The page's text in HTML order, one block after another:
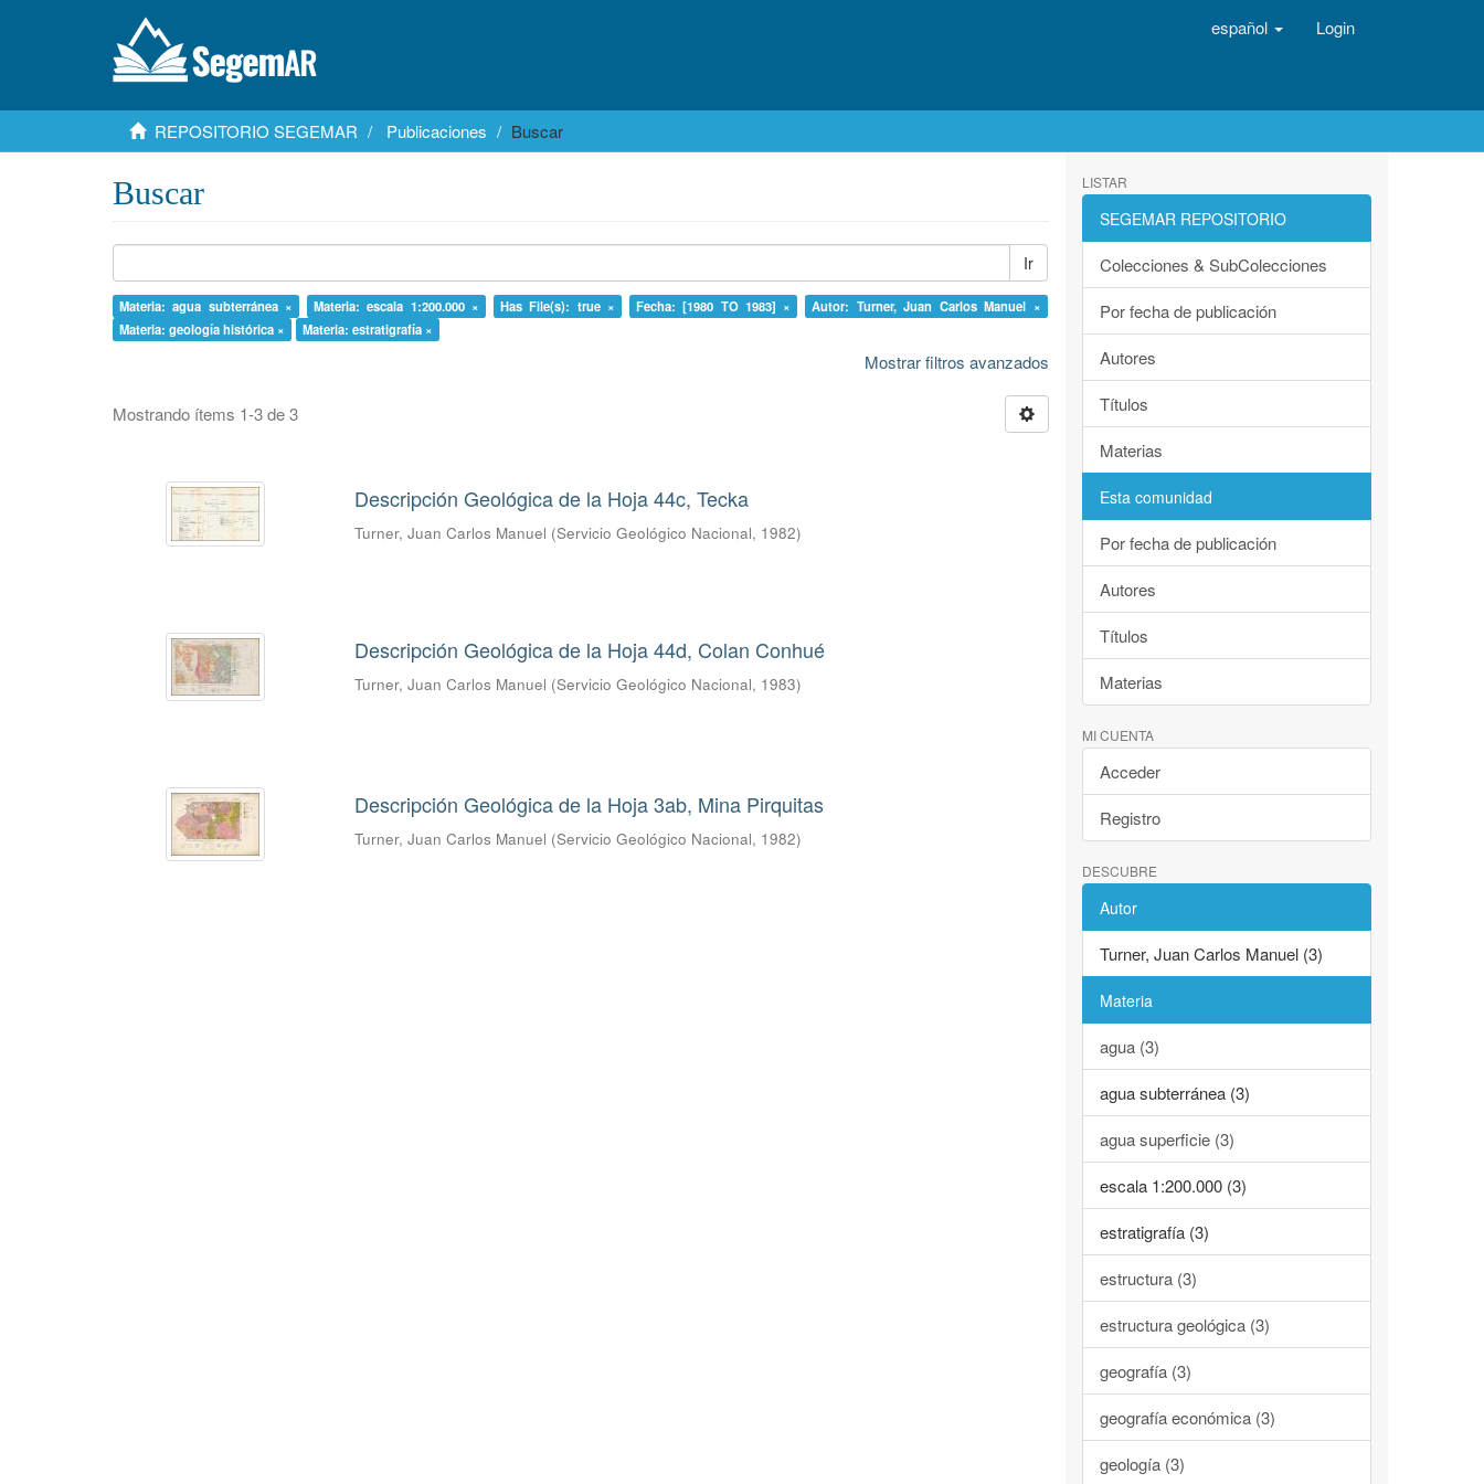
español Login
REPOSITORIO SEGEMAR Publicaciones Buscar
Buscar
Ir
Materia: agua subterránea × Materia: escala 1:200.000 × Has File(s): true × Fecha: [1980 TO 1983] ×
Autor: Turner, Juan Carlos Manuel ×
Materia: geología histórica ×
Materia: estratigrafía ×
Mostrar filtros avanzados
Mostrando ítems 1-3 de 3
Descripción Geológica de la Hoja 44c, Tecka
Turner, Juan Carlos Manuel (Servicio Geológico Nacional, 1982)
Descripción Geológica de la Hoja 44d, Colan Conhué
Turner, Juan Carlos Manuel (Servicio Geológico Nacional, 1983)
Descripción Geológica de la Hoja 3ab, Mina Pirquitas
Turner, Juan Carlos Manuel (Servicio Geológico Nacional, 1982)
LISTAR
SEGEMAR REPOSITORIO
Colecciones & SubColecciones
Por fecha de publicación
Autores
Títulos
Materias
Esta comunidad
Por fecha de publicación
Autores
Títulos
Materias
MI CUENTA
Acceder
Registro
DESCUBRE
Autor
Turner, Juan Carlos Manuel (3)
Materia
agua (3)
agua subterránea (3)
agua superficie (3)
escala 1:200.000 (3)
estratigrafía (3)
estructura (3)
estructura geológica (3)
geografía (3)
geografía económica (3)
geología (3)